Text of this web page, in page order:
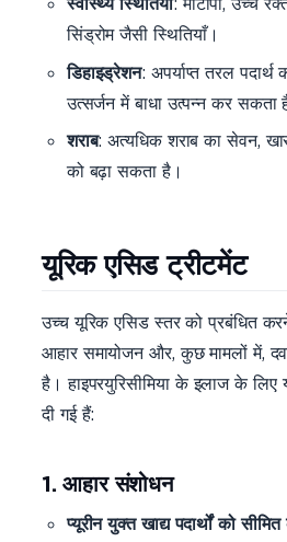
सिंड्रोम जैसी स्थितियाँ।
डिहाइड्रेशन: अपर्याप्त तरल
उत्सर्जन में बाधा उत्पन्न कर सकता
शराब: अत्यधिक शराब का सेवन,
को बढ़ा सकता है।
यूरिक एसिड ट्रीटमेंट
उच्च यूरिक एसिड स्तर को प्रबंधित
आहार समायोजन और, कुछ मामलों में,
है। हाइपरयुरिसीमिया के इलाज के लिए
दी गई हैं:
1. आहार संशोधन
प्यूरीन युक्त खाद्य पदार्थों को